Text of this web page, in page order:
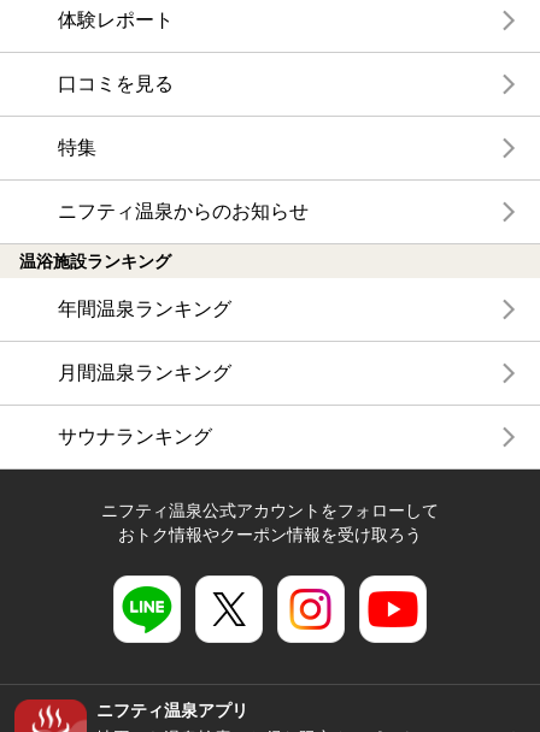
体験レポート
口コミを見る
特集
ニフティ温泉からのお知らせ
温浴施設ランキング
年間温泉ランキング
月間温泉ランキング
サウナランキング
ニフティ温泉公式アカウントをフォローして
おトク情報やクーポン情報を受け取ろう
ニフティ温泉アプリ